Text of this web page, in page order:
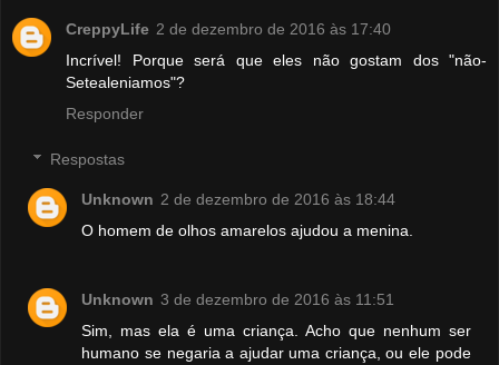
CreppyLife 2 de dezembro de 2016 às 17:40
Incrível! Porque será que eles não gostam dos "não-
Setealeniamos"?
Responder
Respostas
Unknown 2 de dezembro de 2016 às 18:44
O homem de olhos amarelos ajudou a menina.
Unknown 3 de dezembro de 2016 às 11:51
Sim, mas ela é uma criança. Acho que nenhum ser
humano se negaria a ajudar uma criança, ou ele pode